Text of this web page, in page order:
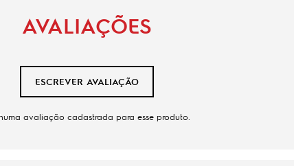
AVALIAÇÕES
ESCREVER AVALIAÇÃO
avaliação cadastrada para esse produto.